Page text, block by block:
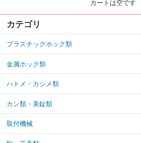
カートは空です
カテゴリ
プラスチックホック類
金属ホック類
ハトメ・カシメ類
カン類・美錠類
取付機械